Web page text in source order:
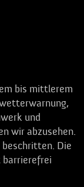
bis mittlerem
und
wir abzusehen.
Die
barrierefrei